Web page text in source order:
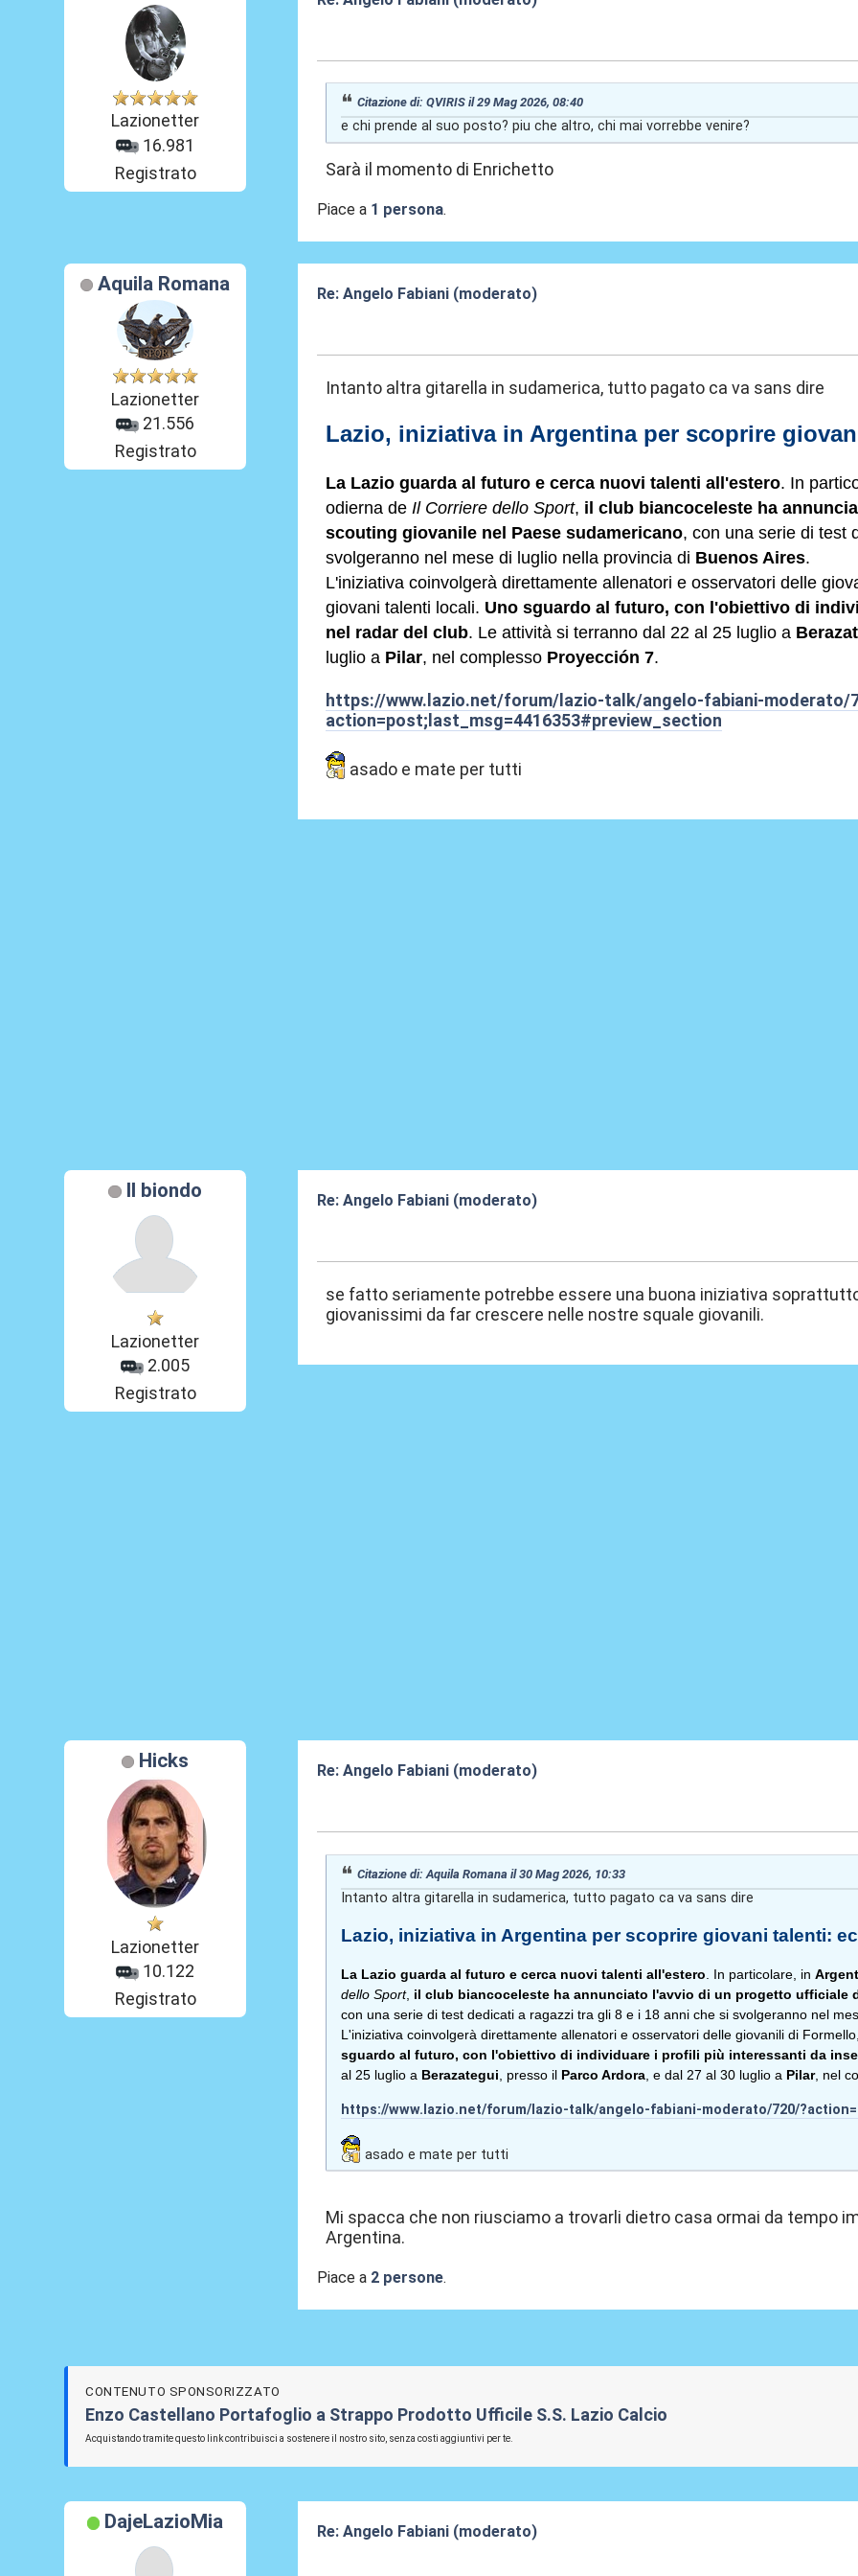
Lazionetter
16.981
Registrato
Citazione di: QVIRIS il 29 Mag 2026, 08:40
e chi prende al suo posto? piu che altro, chi mai vorrebbe venire?
Sarà il momento di Enrichetto
Piace a 1 persona.
Aquila Romana
Lazionetter
21.556
Registrato
Re: Angelo Fabiani (moderato)
Intanto altra gitarella in sudamerica, tutto pagato ca va sans dire
Lazio, iniziativa in Argentina per scoprire
La Lazio guarda al futuro e cerca nuovi talenti all'estero. In
odierna de Il Corriere dello Sport, il club biancoceleste ha
scouting giovanile nel Paese sudamericano, con una serie di test
svolgeranno nel mese di luglio nella provincia di Buenos Aires.
L'iniziativa coinvolgerà direttamente allenatori e osservatori delle
giovani talenti locali. Uno sguardo al futuro, con l'obiettivo di
nel radar del club. Le attività si terranno dal 22 al 25 luglio a
luglio a Pilar, nel complesso Proyección 7.
https://www.lazio.net/forum/lazio-talk/angelo-fabiani-moderato/
action=post;last_msg=4416353#preview_section
asado e mate per tutti
Il biondo
Lazionetter
2.005
Registrato
Re: Angelo Fabiani (moderato)
se fatto seriamente potrebbe essere una buona iniziativa
giovanissimi da far crescere nelle nostre squale giovanili.
Hicks
Lazionetter
10.122
Registrato
Re: Angelo Fabiani (moderato)
Citazione di: Aquila Romana il 30 Mag 2026, 10:33
Intanto altra gitarella in sudamerica, tutto pagato ca va sans dire
Lazio, iniziativa in Argentina per scoprire giovani talenti:
La Lazio guarda al futuro e cerca nuovi talenti all'estero . In particolare, in
dello Sport, il club biancoceleste ha annunciato l'avvio di un progetto ufficiale
con una serie di test dedicati a ragazzi tra gli 8 e i 18 anni che si svolgeranno nel
L'iniziativa coinvolgerà direttamente allenatori e osservatori delle giovanili di
sguardo al futuro, con l'obiettivo di individuare i profili più interessanti da
al 25 luglio a Berazategui , presso ilParco Ardora, e dal 27 al 30 luglio a Pilar, nel
https://www.lazio.net/forum/lazio-talk/angelo-fabiani-moderato/720/
asado e mate per tutti
Mi spacca che non riusciamo a trovarli dietro casa ormai da tempo
Argentina.
Piace a 2 persone.
CONTENUTO SPONSORIZZATO
Enzo Castellano Portafoglio a Strappo Prodotto Ufficile S.S. Lazio Calcio
Acquistando tramite questo link contribuisci a sostenere il nostro sito, senza costi aggiuntivi per te.
DajeLazioMia
Re: Angelo Fabiani (moderato)